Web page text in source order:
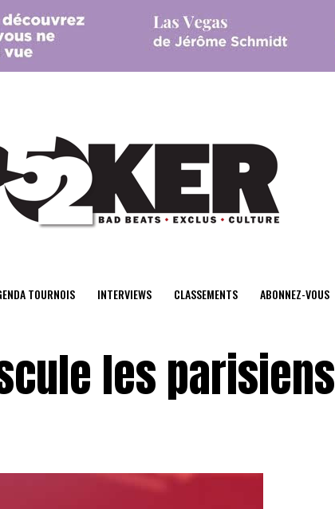
center>
TOURNOIS INTERVIEWS CLASSEMENTS ABONNEZ-VOUS
les parisiens